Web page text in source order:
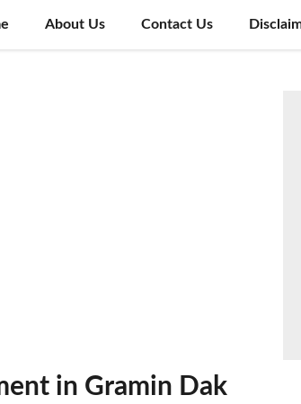
About Us Contact Us
in Gramin Dak